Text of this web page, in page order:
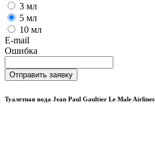
3 мл
5 мл
10 мл
E-mail
Ошибка
Отправить заявку
Туалетная вода Jean Paul Gaultier Le Male Airlines